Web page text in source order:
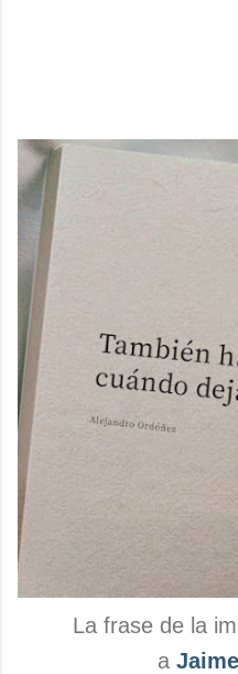
La frase de la
a